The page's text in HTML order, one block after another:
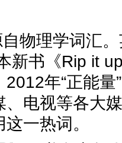
自物理学词汇
新书《Rip it
2012年“正能
、电视等各大
用这一热词